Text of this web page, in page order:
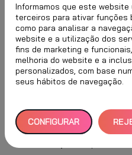
Atleta de
competição em
Informamos que este
terceiros para ativar funções
como para analisar a
website e a utilização dos
fins de marketing e
melhoria do website e a
personalizados, com base
seus hábitos de navegação.
CONFIGURAR